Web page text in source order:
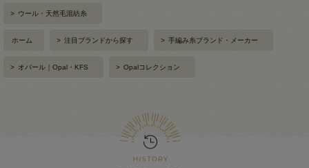
> ウール・天然毛混紡糸
ホーム > 注目ブランドから探す > 手編み糸ブランド・メーカー
> オパール｜Opal・KFS > Opalコレクション